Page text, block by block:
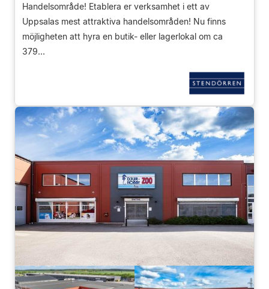
Handelsområde! Etablera er verksamhet i ett av
Uppsalas mest attraktiva handelsområden! Nu finns
möjligheten att hyra en butik- eller lagerlokal om ca
379...